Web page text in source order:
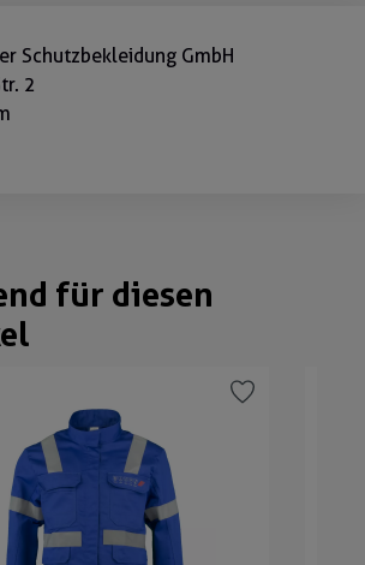
Schutzbekleidung GmbH
2
überspringen
für diesen